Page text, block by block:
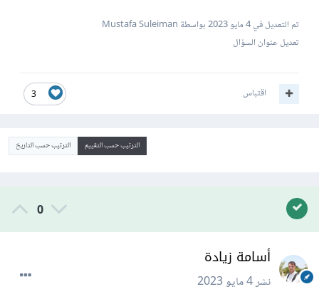
تم التعديل في4 مايو 2023
بواسطة Mustafa Suleiman
تعديل عنوان السؤال
3 اقتباس
الترتيب حسب التقييم الترتيب حسب التاريخ
0
أسامة زيادة
نشر4 مايو 2023